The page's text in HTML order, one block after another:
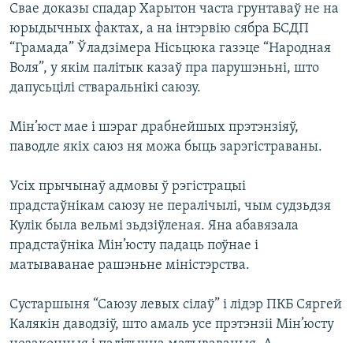
Свае доказы спадар Харытон часта грунтаваў не на
юрыдычных фактах, а на інтэрвію сябра БСДП
“Грамада” Ўладзімера Нісьцюка газэце “Народная
Воля”, у якім палітык казаў пра парушэньні, што
дапусьцілі стваральнікі саюзу.
Мін’юст мае і шэраг драбнейшых прэтэнзіяў,
паводле якіх саюз ня можа быць зарэгістраваны.
Усіх прычынаў адмовы ў рэгістрацыі
прадстаўнікам саюзу не пералічылі, чым судзьдзя
Кулік была вельмі зьдзіўленая. Яна абавязала
прадстаўніка Мін’юсту падаць поўнае і
матываванае рашэньне міністэрства.
Сустаршыня “Саюзу левых сілаў” і лідэр ПКБ Сяргей
Калякін даводзіў, што амаль усе прэтэнзіі Мін’юсту